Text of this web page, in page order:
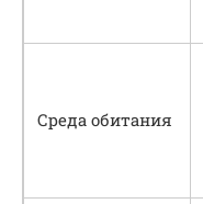
Среда обитания